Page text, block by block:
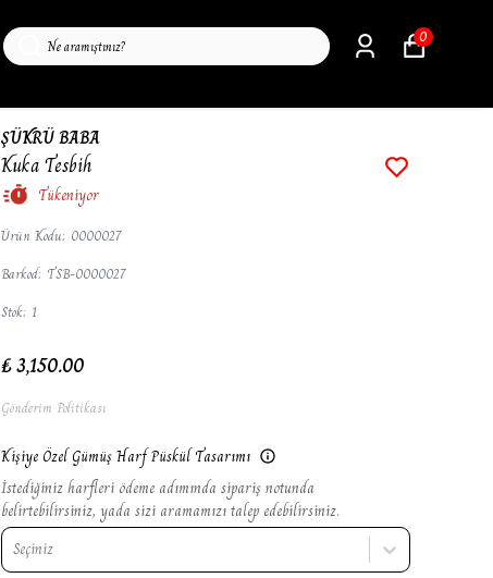
0
ŞÜKRÜ BABA
Kuka Tesbih
Tükeniyor
Ürün Kodu: 0000027
Barkod: TSB-0000027
Stok: 1
₺ 3,150.00
Gönderim Politikası
Kişiye Özel Gümüş Harf Püskül Tasarımı
İstediğiniz harfleri ödeme adımında sipariş notunda
belirtebilirsiniz, yada sizi aramamızı talep edebilirsiniz.
Seçiniz